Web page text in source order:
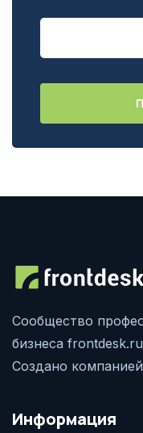
Сообщество
бизнеса
Создано
Информация